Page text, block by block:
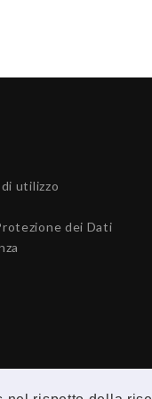
utilizzo
dei Dati